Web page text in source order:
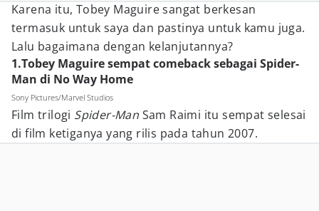
Karena itu, Tobey Maguire sangat berkesan
termasuk untuk saya dan pastinya untuk kamu juga.
Lalu bagaimana dengan kelanjutannya?
1.Tobey Maguire sempat comeback sebagai Spider-
Man di No Way Home
Sony Pictures/Marvel Studios
Film trilogi Spider-Man Sam Raimi itu sempat selesai
di film ketiganya yang rilis pada tahun 2007.